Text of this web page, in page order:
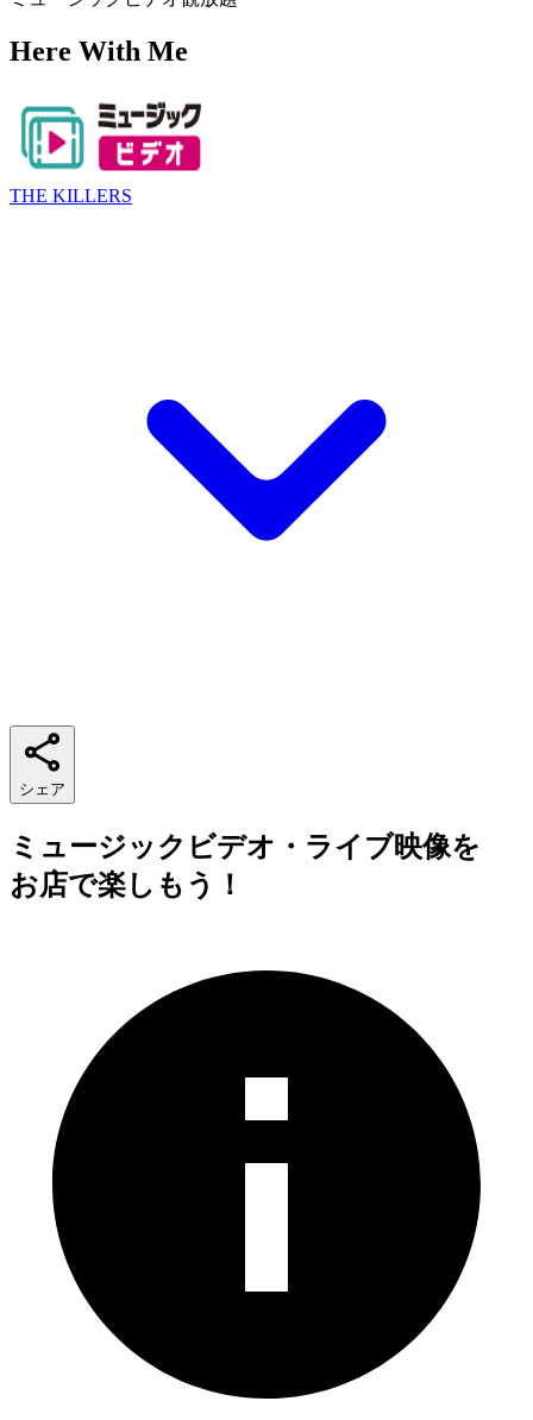
Here With Me
THE KILLERS
シェア
ミュージックビデオ・ライブ映像を
お店で楽しもう！